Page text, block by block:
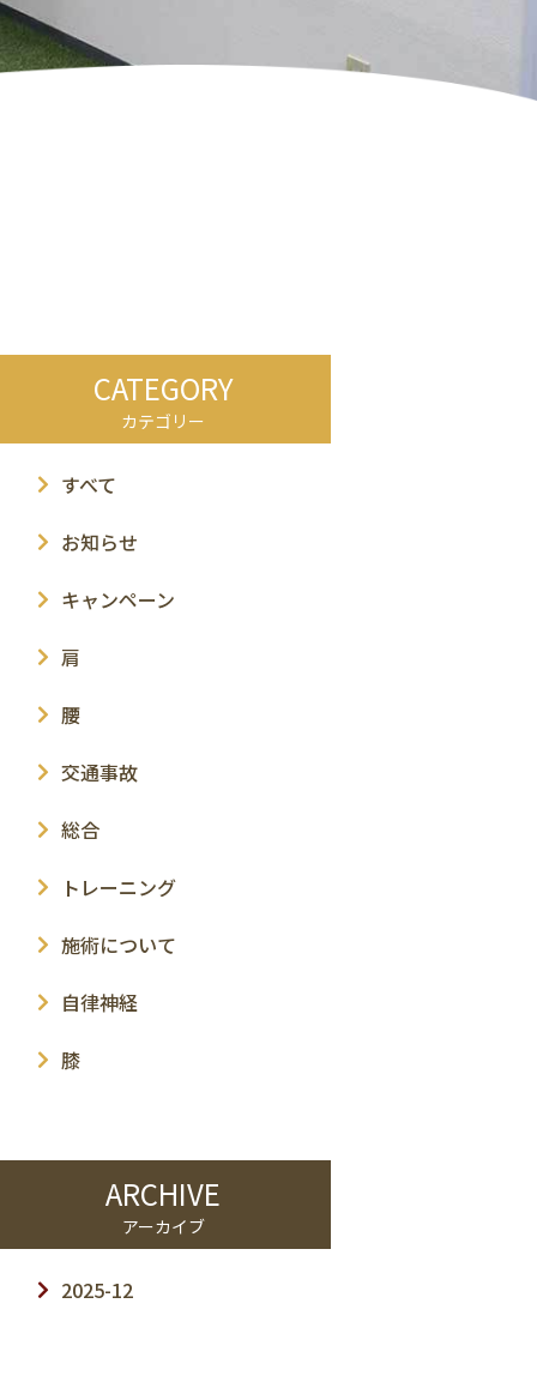
CATEGORY
カテゴリー
すべて
お知らせ
キャンペーン
肩
腰
交通事故
総合
トレーニング
施術について
自律神経
膝
ARCHIVE
アーカイブ
2025-12